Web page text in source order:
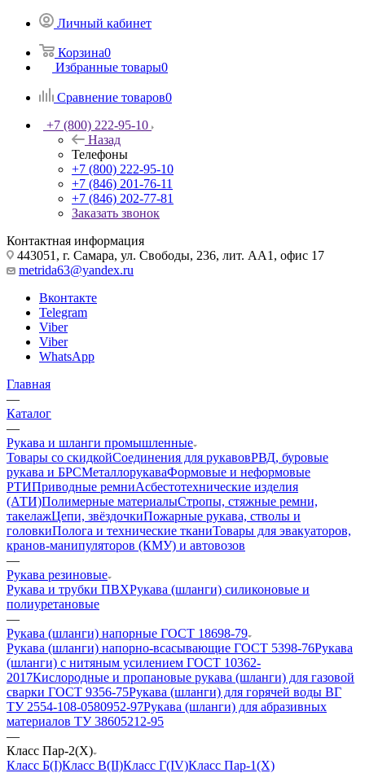
Личный кабинет
Корзина0
Избранные товары0
Сравнение товаров0
+7 (800) 222-95-10
Назад
Телефоны
+7 (800) 222-95-10
+7 (846) 201-76-11
+7 (846) 202-77-81
Заказать звонок
Контактная информация
443051, г. Самара, ул. Свободы, 236, лит. АА1, офис 17
metrida63@yandex.ru
Вконтакте
Telegram
Viber
Viber
WhatsApp
Главная
—
Каталог
—
Рукава и шланги промышленные
Товары со скидкойСоединения для рукавовРВД, буровые
рукава и БРСМеталлорукаваФормовые и неформовые
РТИПриводные ремниАсбестотехнические изделия
(АТИ)Полимерные материалыСтропы, стяжные ремни,
такелажЦепи, звёздочкиПожарные рукава, стволы и
головкиПолога и технические тканиТовары для эвакуаторов,
кранов-манипуляторов (КМУ) и автовозов
—
Рукава резиновые
Рукава и трубки ПВХРукава (шланги) силиконовые и
полиуретановые
—
Рукава (шланги) напорные ГОСТ 18698-79
Рукава (шланги) напорно-всасывающие ГОСТ 5398-76Рукава
(шланги) с нитяным усилением ГОСТ 10362-
2017Кислородные и пропановые рукава (шланги) для газовой
сварки ГОСТ 9356-75Рукава (шланги) для горячей воды ВГ
ТУ 2554-108-0580952-97Рукава (шланги) для абразивных
материалов ТУ 38605212-95
—
Класс Пар-2(Х)
Класс Б(I)Класс В(II)Класс Г(IV)Класс Пар-1(Х)